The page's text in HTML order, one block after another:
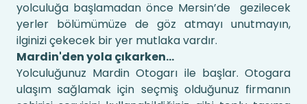
yolculuğa başlamadan önce Mersin’de gezilecek
yerler bölümümüze de göz atmayı unutmayın,
ilginizi çekecek bir yer mutlaka vardır.
Mardin'den yola çıkarken...
Yolculuğunuz Mardin Otogarı ile başlar. Otogara
ulaşım sağlamak için seçmiş olduğunuz firmanın